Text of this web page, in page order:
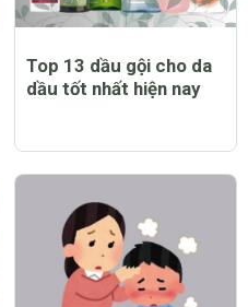
Top 13 dầu gội cho da
dầu tốt nhất hiện nay